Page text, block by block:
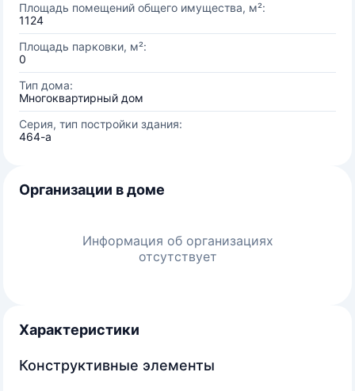
Площадь помещений общего имущества, м²:
1124
Площадь парковки, м²:
0
Тип дома:
Многоквартирный дом
Серия, тип постройки здания:
464-а
Организации в доме
Информация об организациях
отсутствует
Характеристики
Конструктивные элементы